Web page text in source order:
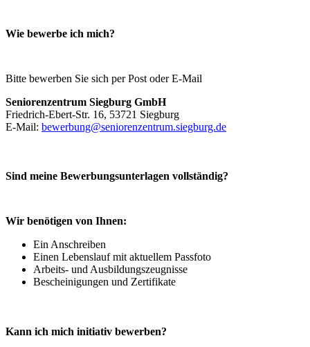
Wie bewerbe ich mich?
Bitte bewerben Sie sich per Post oder E-Mail
Seniorenzentrum Siegburg GmbH
Friedrich-Ebert-Str. 16, 53721 Siegburg
E-Mail: bewerbung@seniorenzentrum.siegburg.de
Sind meine Bewerbungsunterlagen vollständig?
Wir benötigen von Ihnen:
Ein Anschreiben
Einen Lebenslauf mit aktuellem Passfoto
Arbeits- und Ausbildungszeugnisse
Bescheinigungen und Zertifikate
Kann ich mich initiativ bewerben?